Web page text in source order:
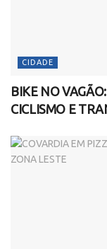
CIDADE
BIKE NO
CICLISMO E